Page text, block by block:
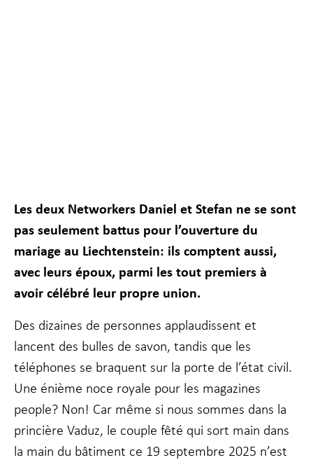
Les deux Networkers Daniel et Stefan ne se sont
pas seulement battus pour l’ouverture du
mariage au Liechtenstein: ils comptent aussi,
avec leurs époux, parmi les tout premiers à
avoir célébré leur propre union.
Des dizaines de personnes applaudissent et
lancent des bulles de savon, tandis que les
téléphones se braquent sur la porte de l’état civil.
Une énième noce royale pour les magazines
people? Non! Car même si nous sommes dans la
princière Vaduz, le couple fêté qui sort main dans
la main du bâtiment ce 19 septembre 2025 n’est
Statistiques
Afin que nous
puissions
fonctionnalité
et la
structure du
site Web, en
façon dont le
site Web est
utilisé.
Experience
Afin que notre
fonctionne
aussi bien que